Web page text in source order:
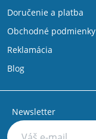
Doručenie a platba
Obchodné podmienky
Reklamácia
Blog
Newsletter